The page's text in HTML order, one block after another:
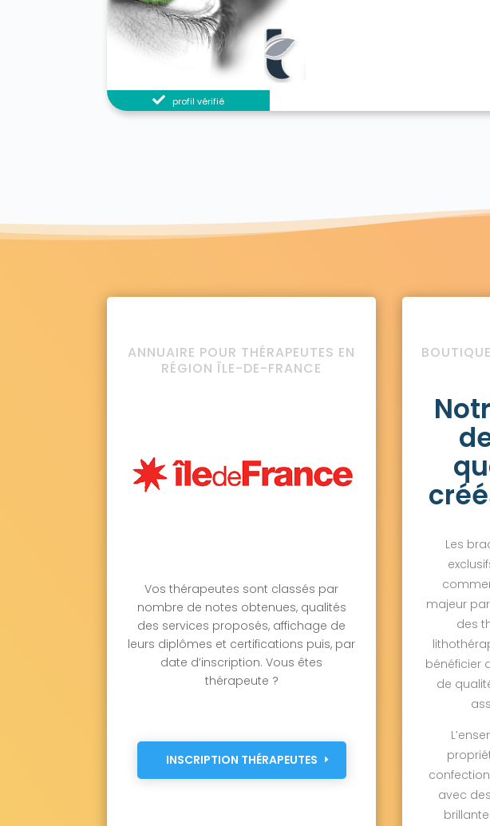
profil vérifié
ANNUAIRE POUR THÉRAPEUTES EN
RÉGION ÎLE-DE-FRANCE
Vos thérapeutes sont classés par
nombre de notes obtenues, qualités
des services proposés, affichage de
leurs diplômes et certifications puis, par
date d’inscription. Vous êtes
thérapeute ?
INSCRIPTION THÉRAPEUTES
Les
majeur
des
bénéficier
de
avec